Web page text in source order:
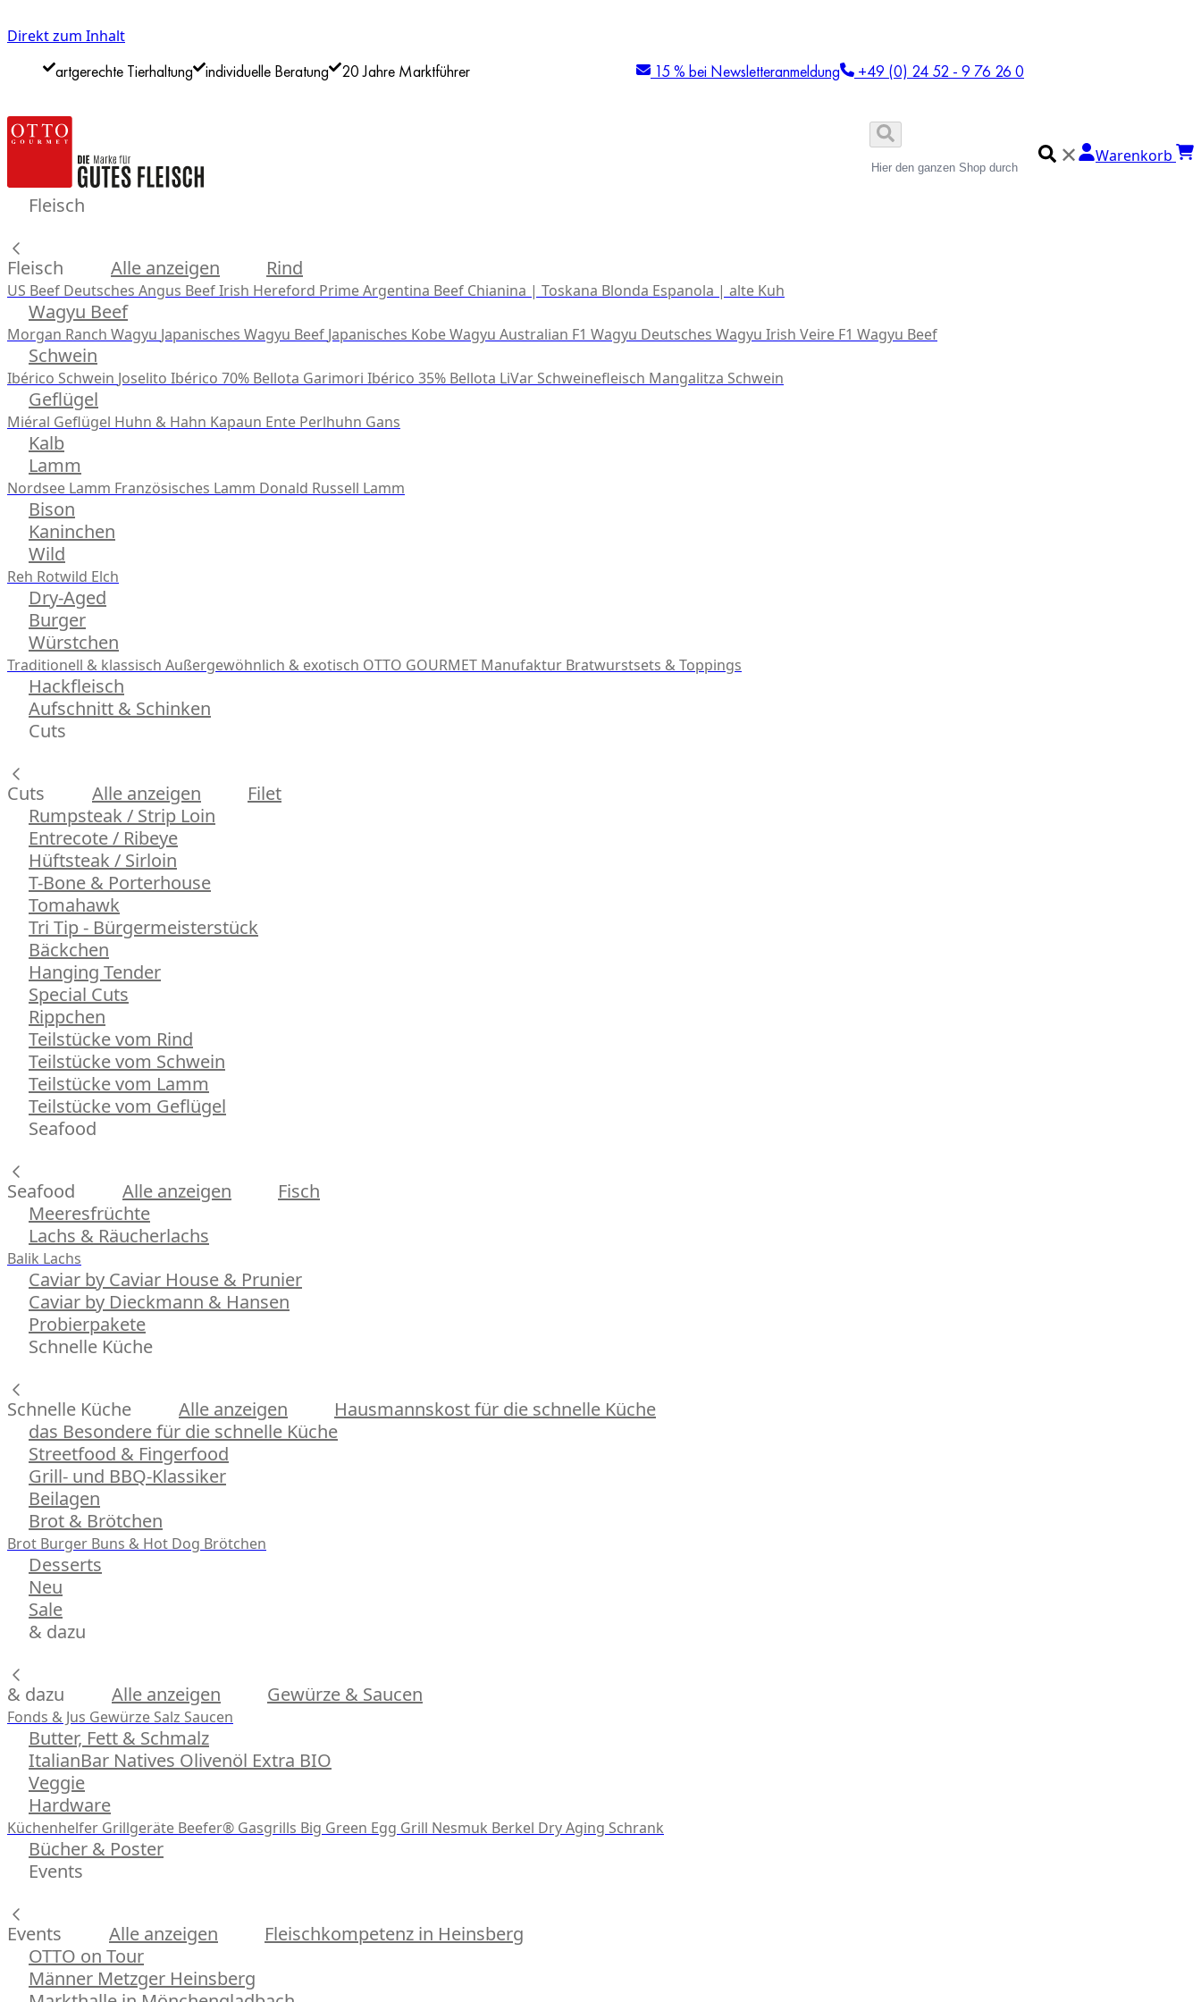
Direkt zum Inhalt
artgerechte Tierhaltung individuelle Beratung 20 Jahre Marktführer 15 % bei Newsletteranmeldung +49 (0) 24 52 - 9 76 26 0
✕ Warenkorb
Fleisch
Fleisch Alle anzeigen Rind
US Beef Deutsches Angus BeefIrish Hereford PrimeArgentina Beef Chianina | Toskana Blonda Espanola | alte Kuh
Wagyu Beef
Morgan Ranch Wagyu Japanisches Wagyu Beef Japanisches Kobe Wagyu Australian F1 Wagyu Deutsches Wagyu Irish Veire F1 Wagyu Beef
Schwein
Ibérico Schwein Joselito Ibérico 70% Bellota Garimori Ibérico 35% Bellota LiVar Schweinefleisch Mangalitza Schwein
Geflügel
Miéral Geflügel Huhn & Hahn Kapaun Ente Perlhuhn Gans
Kalb
Lamm
Nordsee Lamm Französisches Lamm Donald Russell Lamm
Bison
Kaninchen
Wild
Reh Rotwild Elch
Dry-Aged
Burger
Würstchen
Traditionell & klassisch Außergewöhnlich & exotisch OTTO GOURMET Manufaktur Bratwurstsets & Toppings
Hackfleisch
Aufschnitt & Schinken
Cuts
Cuts Alle anzeigen
Filet
Rumpsteak / Strip Loin
Entrecote / Ribeye
Hüftsteak / Sirloin
T-Bone & Porterhouse
Tomahawk
Tri Tip - Bürgermeisterstück
Bäckchen
Hanging Tender
Special Cuts
Rippchen
Teilstücke vom Rind
Teilstücke vom Schwein
Teilstücke vom Lamm
Teilstücke vom Geflügel
Seafood
Seafood Alle anzeigen
Fisch
Meeresfrüchte
Lachs & Räucherlachs
Balik Lachs
Caviar by Caviar House & Prunier
Caviar by Dieckmann & Hansen
Probierpakete
Schnelle Küche
Schnelle Küche Alle anzeigen
Hausmannskost für die schnelle Küche
das Besondere für die schnelle Küche
Streetfood & Fingerfood
Grill- und BBQ-Klassiker
Beilagen
Brot & Brötchen
Brot Burger Buns & Hot Dog Brötchen
Desserts
Neu
Sale
& dazu
& dazu Alle anzeigen Gewürze & Saucen
Fonds & Jus Gewürze Salz Saucen
Butter, Fett & Schmalz
ItalianBar Natives Olivenöl Extra BIO
Veggie
Hardware
Küchenhelfer Grillgeräte Beefer® Gasgrills Big Green Egg Grill Nesmuk Berkel Dry Aging Schrank
Bücher & Poster
Events
Events Alle anzeigen
Fleischkompetenz in Heinsberg
OTTO on Tour
Männer Metzger Heinsberg